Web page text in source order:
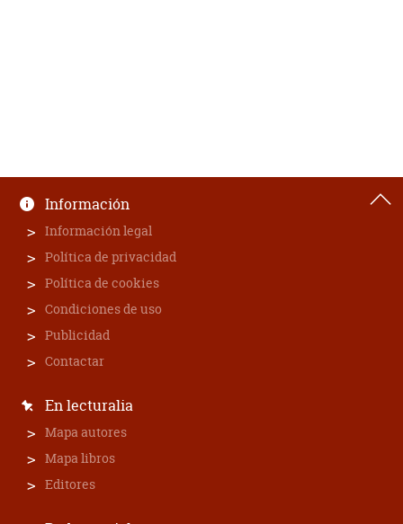
Información
Información legal
Política de privacidad
Política de cookies
Condiciones de uso
Publicidad
Contactar
En lecturalia
Mapa autores
Mapa libros
Editores